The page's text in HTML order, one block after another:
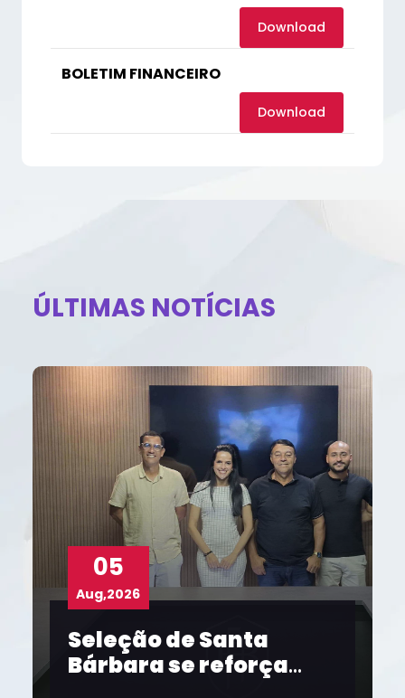
Download
BOLETIM FINANCEIRO
Download
ÚLTIMAS NOTÍCIAS
05
Aug,2026
Seleção de Santa
Bárbara se reforça